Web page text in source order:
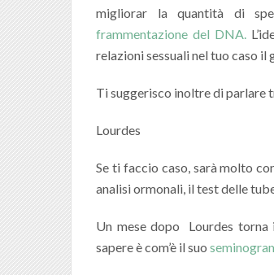
migliorar la quantità di
frammentazione del DNA.
relazioni sessuali nel tuo caso il
Ti suggerisco inoltre di parlare
Lourdes
Se ti faccio caso, sarà molto
analisi ormonali, il test delle
Un mese dopo Lourdes torna
sapere è com’è il suo